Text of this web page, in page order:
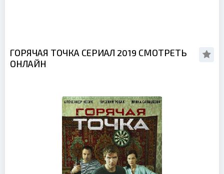
ГОРЯЧАЯ ТОЧКА СЕРИАЛ 2019 СМОТРЕТЬ
ОНЛАЙН